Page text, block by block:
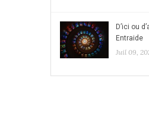
D’ici ou
Entraide
Juil 09,